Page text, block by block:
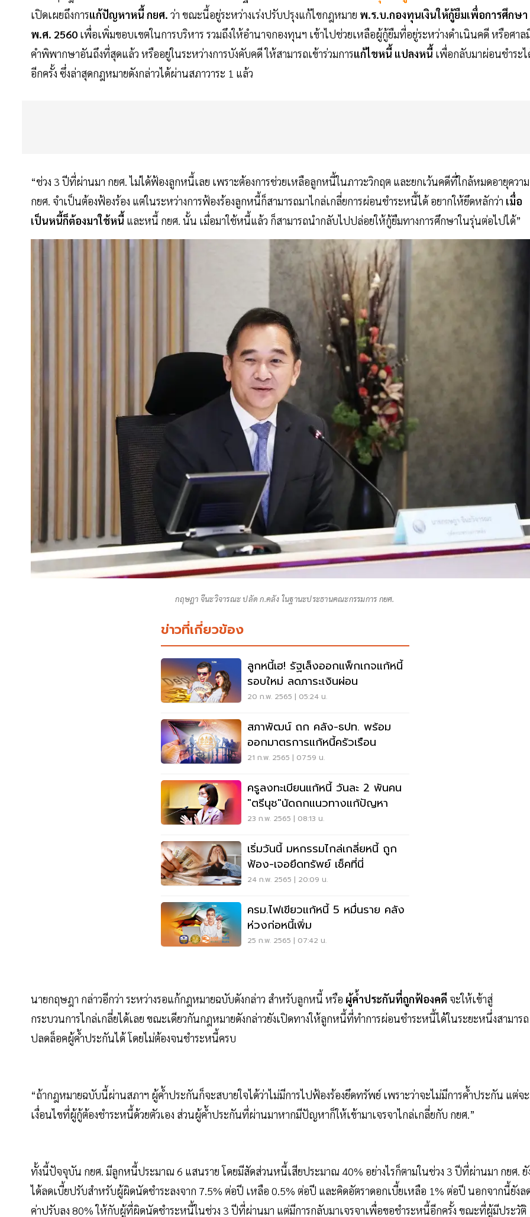
เปิดเผยถึงการแก้ปัญหาหนี้ กยศ. ว่า ขณะนี้อยู่ระหว่างเร่งปรับปรุงแก้ไขกฎหมาย พ.ร.บ.กองทุนเงินให้กู้ยืมเพื่อการศึกษา
พ.ศ. 2560 เพื่อเพิ่มขอบเขตในการบริหาร รวมถึงให้อำนาจกองทุนฯ เข้าไปช่วยเหลือผู้กู้ยืมที่อยู่ระหว่างดำเนินคดี หรือศาล
คำพิพากษาอันถึงที่สุดแล้ว หรืออยู่ในระหว่างการบังคับคดี ให้สามารถเข้าร่วมการแก้ไขหนี้ แปลงหนี้ เพื่อกลับมาผ่อนชำระ
อีกครั้ง ซึ่งล่าสุดกฎหมายดังกล่าวได้ผ่านสภาวาระ 1 แล้ว
“ช่วง 3 ปีที่ผ่านมา กยศ. ไม่ได้ฟ้องลูกหนี้เลย เพราะต้องการช่วยเหลือลูกหนี้ในภาวะวิกฤต และยกเว้นคดีที่ใกล้หมดอายุความ
กยศ. จำเป็นต้องฟ้องร้อง แต่ในระหว่างการฟ้องร้องลูกหนี้ก็สามารถมาไกล่เกลี่ยการผ่อนชำระหนี้ได้ อยากให้ยึดหลักว่า เมื่อ
เป็นหนี้ก็ต้องมาใช้หนี้ และหนี้ กยศ. นั้น เมื่อมาใช้หนี้แล้ว ก็สามารถนำกลับไปปล่อยให้กู้ยืมทางการศึกษาในรุ่นต่อไปได้”
กฤษฎา จีนะวิจารณะ ปลัด ก.คลัง ในฐานะประธานคณะกรรมการ กยศ.
ข่าวที่เกี่ยวข้อง
ลูกหนี้เฮ! รัฐเล็งออกแพ็กเกจแก้หนี้
รอบใหม่ ลดภาระเงินผ่อน
20 ก.พ. 2565 | 05:24 น.
สภาพัฒน์ ถก คลัง-ธปท. พร้อม
ออกมาตรการแก้หนี้ครัวเรือน
21 ก.พ. 2565 | 07:59 น.
ครูลงทะเบียนแก้หนี้ วันละ 2 พันคน
"ตรีนุช"นัดถกแนวทางแก้ปัญหา
23 ก.พ. 2565 | 08:13 น.
เริ่มวันนี้ มหกรรมไกล่เกลี่ยหนี้ ถูก
ฟ้อง-เจอยึดทรัพย์ เช็คที่นี่
24 ก.พ. 2565 | 20:09 น.
ครม.ไฟเขียวแก้หนี้ 5 หมื่นราย คลัง
ห่วงก่อหนี้เพิ่ม
25 ก.พ. 2565 | 07:42 น.
นายกฤษฎา กล่าวอีกว่า ระหว่างรอแก้กฎหมายฉบับดังกล่าว สำหรับลูกหนี้ หรือ ผู้ค้ำประกันที่ถูกฟ้องคดี จะให้เข้าสู่
กระบวนการไกล่เกลี่ยได้เลย ขณะเดียวกันกฎหมายดังกล่าวยังเปิดทางให้ลูกหนี้ที่ทำการผ่อนชำระหนี้ได้ในระยะหนึ่งสามารถ
ปลดล็อคผู้ค้ำประกันได้ โดยไม่ต้องจนชำระหนี้ครบ
“ถ้ากฎหมายฉบับนี้ผ่านสภาฯ ผู้ค้ำประกันก็จะสบายใจได้ว่าไม่มีการไปฟ้องร้องยึดทรัพย์ เพราะว่าจะไม่มีการค้ำประกัน แต่จ
เงื่อนไขที่ผู้กู้ต้องชำระหนี้ด้วยตัวเอง ส่วนผู้ค้ำประกันที่ผ่านมาหากมีปัญหาก็ให้เข้ามาเจรจาไกล่เกลี่ยกับ กยศ.”
ทั้งนี้ปัจจุบัน กยศ. มีลูกหนี้ประมาณ 6 แสนราย โดยมีสัดส่วนหนี้เสียประมาณ 40% อย่างไรก็ตามในช่วง 3 ปีที่ผ่านมา กยศ. ยั
ได้ลดเบี้ยปรับสำหรับผู้ผิดนัดชำระลงจาก 7.5% ต่อปี เหลือ 0.5% ต่อปี และคิดอัตราดอกเบี้ยเหลือ 1% ต่อปี นอกจากนี้ยังล
ค่าปรับลง 80% ให้กับผู้ที่ผิดนัดชำระหนี้ในช่วง 3 ปีที่ผ่านมา แต่มีการกลับมาเจรจาเพื่อขอชำระหนี้อีกครั้ง ขณะที่ผู้มีประวัติ